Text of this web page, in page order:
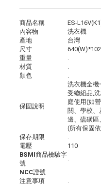
商品名稱
ES-
內容物
洗衣機
產地
台灣
尺寸
重量
材質
顏色
保固說明
洗衣機全機
受總組品,
庭使用(如
關、學校、
邊、硫磺區
(所有保固
保存期限
電壓
110
BSMI商品檢驗字
號
NCC證號
注意事項